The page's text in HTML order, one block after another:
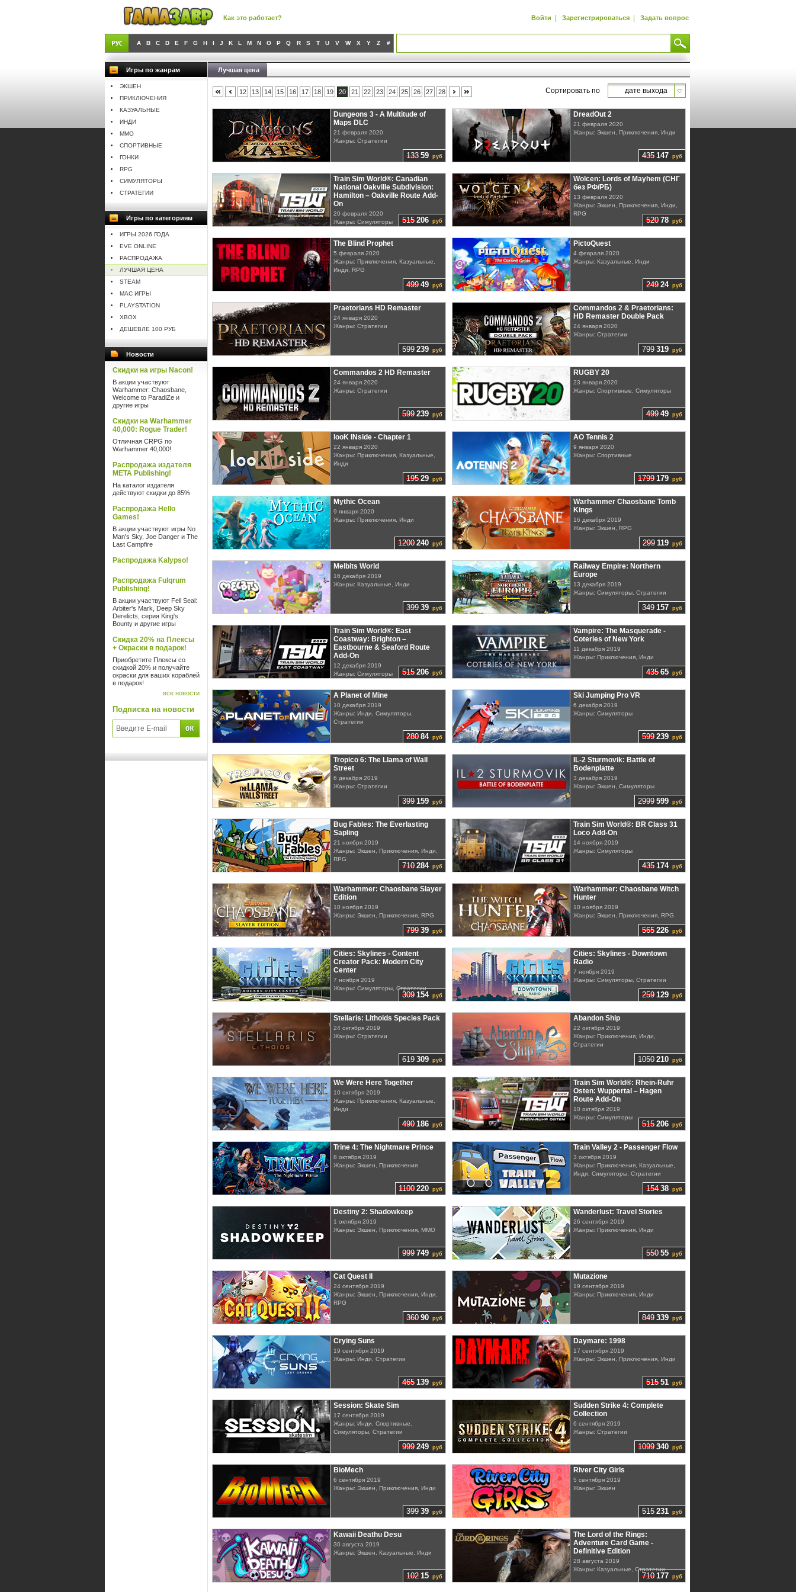
Как это работает? Войти | Зарегистрироваться | Задать вопрос
A B C D E F G H I J K L M N O P Q R S T U V W X Y Z #
Игры по жанрам
ЭКШЕН
ПРИКЛЮЧЕНИЯ
КАЗУАЛЬНЫЕ
ИНДИ
MMO
СПОРТИВНЫЕ
ГОНКИ
RPG
СИМУЛЯТОРЫ
СТРАТЕГИИ
Игры по категориям
ИГРЫ 2026 ГОДА
EVE ONLINE
РАСПРОДАЖА
ЛУЧШАЯ ЦЕНА
STEAM
MAC ИГРЫ
PLAYSTATION
XBOX
ДЕШЕВЛЕ 100 РУБ
Новости
Скидки на игры Nacon!
В акции участвуют
Warhammer: Chaosbane,
Welcome to ParadiZe и
другие игры
Скидки на Warhammer
40,000: Rogue Trader!
Отличная CRPG по
Warhammer 40,000!
Распродажа издателя
META Publishing!
На каталог издателя
действуют скидки до 85%
Распродажа Hello
Games!
В акции участвуют игры No
Man's Sky, Joe Danger и The
Last Campfire
Распродажа Kalypso!
Распродажа Fulqrum
Publishing!
В акции участвуют Fell Seal:
Arbiter's Mark, Deep Sky
Derelicts, серия King's
Bounty и другие игры
Скидка 20% на Плексы
+ Окраски в подарок!
Приобретите Плексы со
скидкой 20% и получайте
окраски для ваших кораблей
в подарок!
все новости
Подписка на новости
Лучшая цена
12 13 14 15 16 17 18 19 20 21 22 23 24 25 26 27 28 Сортировать по дате выхода
133 59 руб
Dungeons 3 - A Multitude of
Maps DLC
21 февраля 2020
Жанры: Стратегии
435 147 руб
DreadOut 2
21 февраля 2020
Жанры: Экшен, Приключения, Инди
515 206 руб
Train Sim World®: Canadian
National Oakville Subdivision:
Hamilton – Oakville Route Add-
On
20 февраля 2020
Жанры: Симуляторы
520 78 руб
Wolcen: Lords of Mayhem (СНГ
без РФ/РБ)
13 февраля 2020
Жанры: Экшен, Приключения, Инди,
RPG
499 49 руб
The Blind Prophet
5 февраля 2020
Жанры: Приключения, Казуальные,
Инди, RPG
249 24руб
PictoQuest
4 февраля 2020
Жанры: Казуальные, Инди
599 239 руб
Praetorians HD Remaster
24 января 2020
Жанры: Стратегии
799 319 руб
Commandos 2 & Praetorians:
HD Remaster Double Pack
24 января 2020
Жанры: Стратегии
599 239 руб
Commandos 2 HD Remaster
24 января 2020
Жанры: Стратегии
499 49 руб
RUGBY 20
23 января 2020
Жанры: Спортивные, Симуляторы
195 29 руб
looK INside - Chapter 1
22 января 2020
Жанры: Приключения, Казуальные,
Инди
1799 179 руб
AO Tennis 2
9 января 2020
Жанры: Спортивные
1200 240 руб
Mythic Ocean
9 января 2020
Жанры: Приключения, Инди
299 119 руб
Warhammer Chaosbane Tomb
Kings
16 декабря 2019
Жанры: Экшен, RPG
399 39 руб
Melbits World
16 декабря 2019
Жанры: Казуальные, Инди
349 157 руб
Railway Empire: Northern
Europe
13 декабря 2019
Жанры: Симуляторы, Стратегии
515 206 руб
Train Sim World®: East
Coastway: Brighton –
Eastbourne & Seaford Route
Add-On
12 декабря 2019
Жанры: Симуляторы
435 65 руб
Vampire: The Masquerade -
Coteries of New York
11 декабря 2019
Жанры: Приключения, Инди
280 84руб
A Planet of Mine
10 декабря 2019
Жанры: Инди, Симуляторы,
Стратегии
599 239 руб
Ski Jumping Pro VR
6 декабря 2019
Жанры: Симуляторы
399 159 руб
Tropico 6: The Llama of Wall
Street
6 декабря 2019
Жанры: Стратегии
2999 599 руб
IL-2 Sturmovik: Battle of
Bodenplatte
3 декабря 2019
Жанры: Экшен, Симуляторы
710 284руб
Bug Fables: The Everlasting
Sapling
21 ноября 2019
Жанры: Экшен, Приключения, Инди,
RPG
435 174руб
Train Sim World®: BR Class 31
Loco Add-On
14 ноября 2019
Жанры: Симуляторы
799 39 руб
Warhammer: Chaosbane Slayer
Edition
10 ноября 2019
Жанры: Экшен, Приключения, RPG
565 226 руб
Warhammer: Chaosbane Witch
Hunter
10 ноября 2019
Жанры: Экшен, Приключения, RPG
309 154руб
Cities: Skylines - Content
Creator Pack: Modern City
Center
7 ноября 2019
Жанры: Симуляторы, Стратегии
259 129 руб
Cities: Skylines - Downtown
Radio
7 ноября 2019
Жанры: Симуляторы, Стратегии
619 309 руб
Stellaris: Lithoids Species Pack
24 октября 2019
Жанры: Стратегии
1050 210 руб
Abandon Ship
22 октября 2019
Жанры: Приключения, Инди,
Стратегии
490 186 руб
We Were Here Together
10 октября 2019
Жанры: Приключения, Казуальные,
Инди
515 206 руб
Train Sim World®: Rhein-Ruhr
Osten: Wuppertal – Hagen
Route Add-On
10 октября 2019
Жанры: Симуляторы
1100 220 руб
Trine 4: The Nightmare Prince
8 октября 2019
Жанры: Экшен, Приключения
154 38 руб
Train Valley 2 - Passenger Flow
3 октября 2019
Жанры: Приключения, Казуальные,
Инди, Симуляторы, Стратегии
999 749 руб
Destiny 2: Shadowkeep
1 октября 2019
Жанры: Экшен, Приключения, MMO
550 55 руб
Wanderlust: Travel Stories
26 сентября 2019
Жанры: Приключения, Инди
360 90 руб
Cat Quest II
24 сентября 2019
Жанры: Экшен, Приключения, Инди,
RPG
849 339 руб
Mutazione
19 сентября 2019
Жанры: Приключения, Инди
465 139 руб
Crying Suns
19 сентября 2019
Жанры: Инди, Стратегии
515 51 руб
Daymare: 1998
17 сентября 2019
Жанры: Экшен, Приключения, Инди
999 249 руб
Session: Skate Sim
17 сентября 2019
Жанры: Инди, Спортивные,
Симуляторы, Стратегии
1099 340 руб
Sudden Strike 4: Complete
Collection
6 сентября 2019
Жанры: Стратегии
399 39 руб
BioMech
6 сентября 2019
Жанры: Экшен, Приключения, Инди
515 231 руб
River City Girls
5 сентября 2019
Жанры: Экшен
102 15 руб
Kawaii Deathu Desu
30 августа 2019
Жанры: Экшен, Казуальные, Инди
710 177 руб
The Lord of the Rings:
Adventure Card Game -
Definitive Edition
28 августа 2019
Жанры: Казуальные, Стратегии